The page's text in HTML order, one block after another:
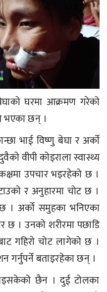
घरमा आक्रमण गरेको
भएका छन् ।
भाई विष्णु बेघा र अर्काे
वीपी कोइराला स्वास्थ्य
उपचार भइरहेको छ ।
र अनुहारमा चोट छ ।
। अर्को समुहका भनिएका
छ । उनको शरीरमा पछाडि
गहिरो चोट लागेको छ ।
बताइरहेका छन् ।
छैन । दुई टोलका